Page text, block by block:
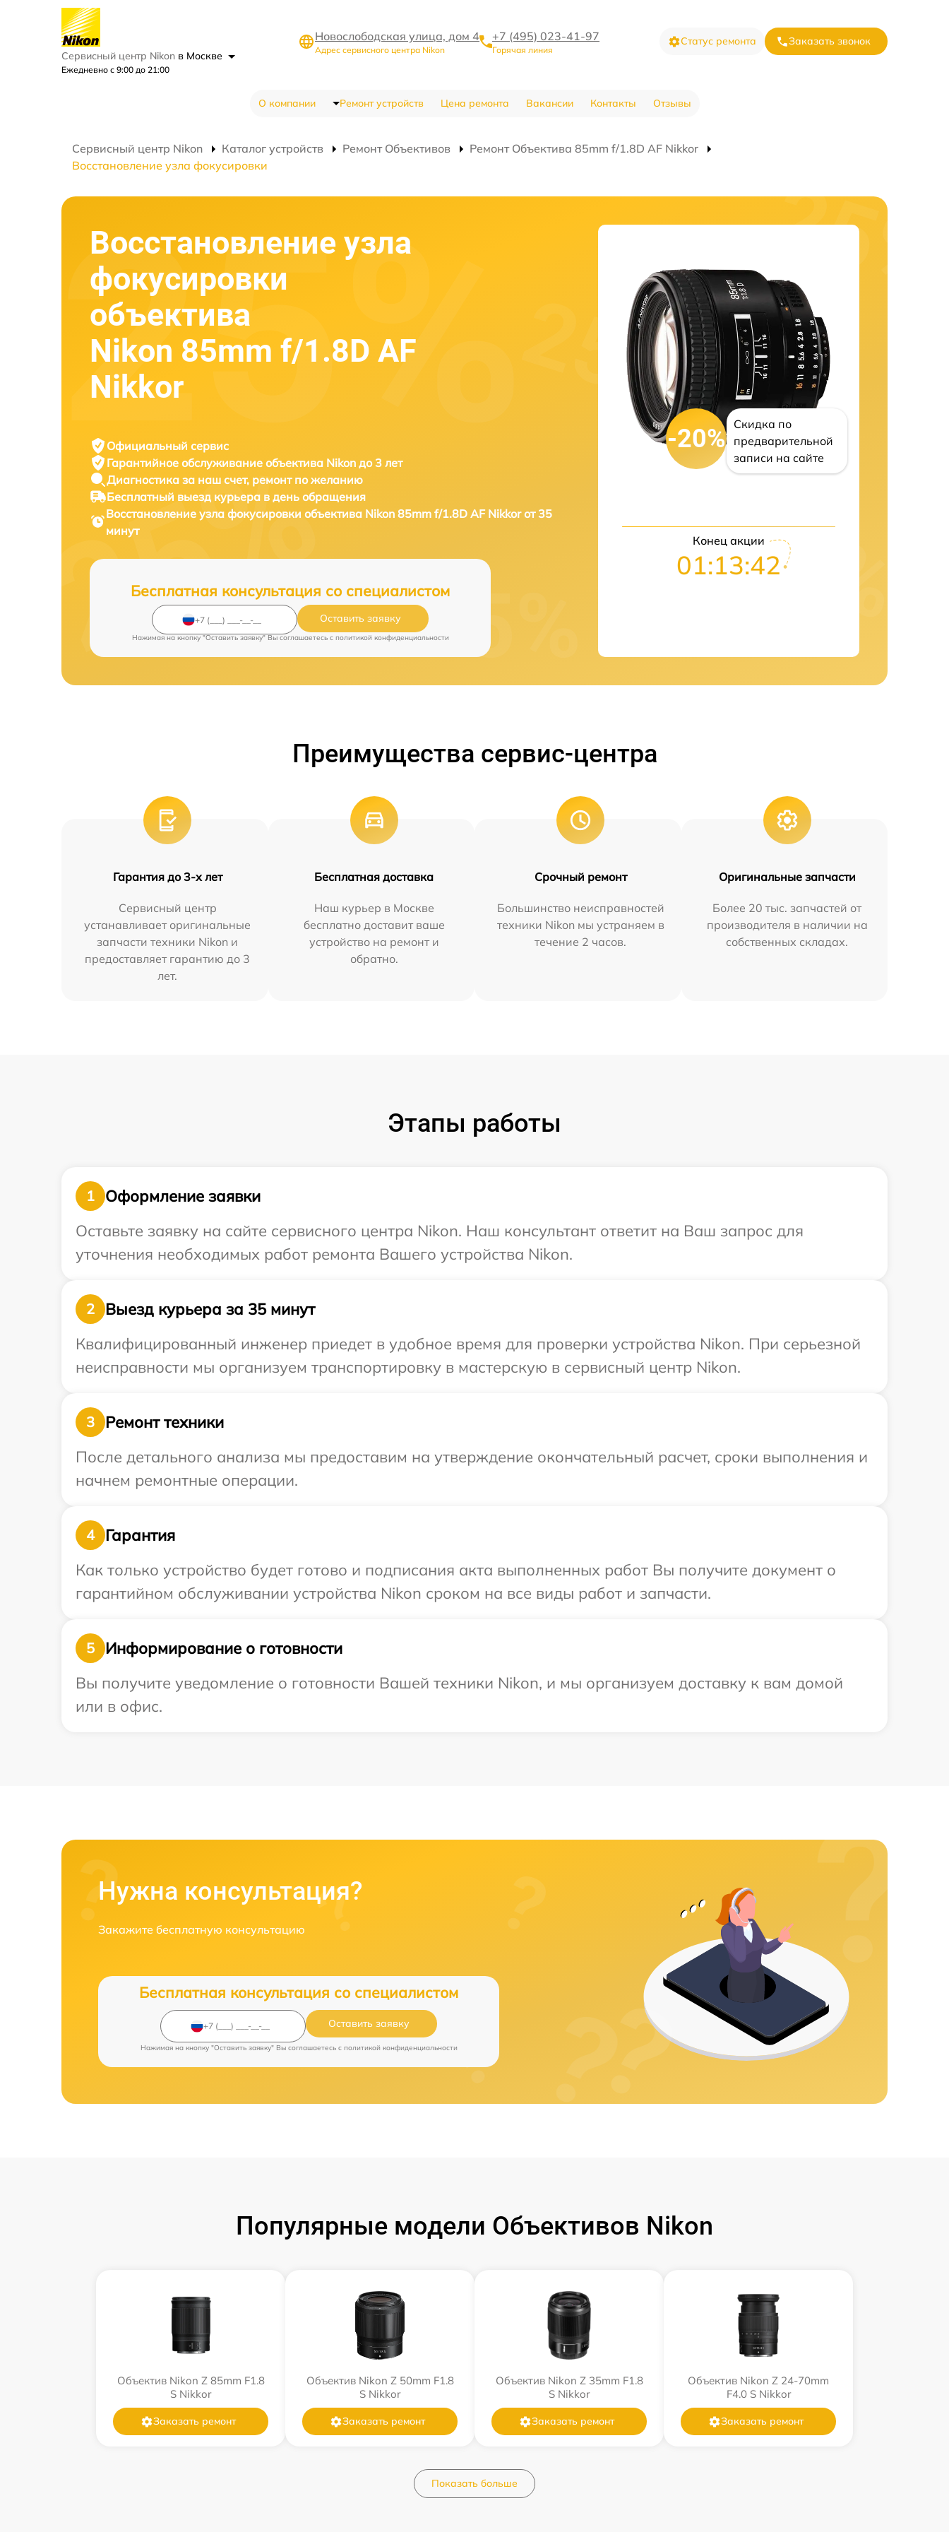
Сервисный центр Nikon в Москве
Ежедневно с 9:00 до 21:00
Новослободская улица, дом 4
Адрес сервисного центра Nikon
+7 (495) 023-41-97
Горячая линия
Статус ремонта Заказать звонок
О компании Ремонт устройств Цена ремонта Вакансии Контакты Отзывы
Сервисный центр Nikon Каталог устройств Ремонт Объективов
Ремонт Объектива 85mm f/1.8D AF Nikkor
Восстановление узла фокусировки
Восстановление узла
фокусировки
объектива
Nikon 85mm f/1.8D AF
Nikkor
Официальный сервис
Гарантийное обслуживание объектива Nikon до 3 лет
Диагностика за наш счет, ремонт по желанию
Бесплатный выезд курьера в день обращения
Восстановление узла фокусировки объектива Nikon 85mm f/1.8D AF Nikkor от 35
минут
Бесплатная консультация со специалистом
Оставить заявку
Нажимая на кнопку "Оставить заявку" Вы соглашаетесь c политикой конфиденциальности
-20%
Скидка по
предварительной
записи на сайте
Конец акции
01:13:41
Преимущества сервис-центра
Гарантия до 3-х лет
Сервисный центр
устанавливает оригинальные
запчасти техники Nikon и
предоставляет гарантию до 3
лет.
Бесплатная доставка
Наш курьер в Москве
бесплатно доставит ваше
устройство на ремонт и
обратно.
Срочный ремонт
Большинство неисправностей
техники Nikon мы устраняем в
течение 2 часов.
Оригинальные запчасти
Более 20 тыс. запчастей от
производителя в наличии на
собственных складах.
Этапы работы
1
Оформление заявки
Оставьте заявку на сайте сервисного центра Nikon. Наш консультант ответит на Ваш запрос для
уточнения необходимых работ ремонта Вашего устройства Nikon.
2
Выезд курьера за 35 минут
Квалифицированный инженер приедет в удобное время для проверки устройства Nikon. При серьезной
неисправности мы организуем транспортировку в мастерскую в сервисный центр Nikon.
3
Ремонт техники
После детального анализа мы предоставим на утверждение окончательный расчет, сроки выполнения и
начнем ремонтные операции.
4
Гарантия
Как только устройство будет готово и подписания акта выполненных работ Вы получите документ о
гарантийном обслуживании устройства Nikon сроком на все виды работ и запчасти.
5
Информирование о готовности
Вы получите уведомление о готовности Вашей техники Nikon, и мы организуем доставку к вам домой
или в офис.
Нужна консультация?
Закажите бесплатную консультацию
Бесплатная консультация со специалистом
Оставить заявку
Нажимая на кнопку "Оставить заявку" Вы соглашаетесь c политикой конфиденциальности
Популярные модели Объективов Nikon
Объектив Nikon Z 85mm F1.8
S Nikkor
Заказать ремонт
Объектив Nikon Z 50mm F1.8
S Nikkor
Заказать ремонт
Объектив Nikon Z 35mm F1.8
S Nikkor
Заказать ремонт
Объектив Nikon Z 24-70mm
F4.0 S Nikkor
Заказать ремонт
Показать больше